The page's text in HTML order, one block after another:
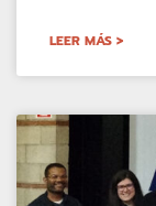
LEER MÁS >